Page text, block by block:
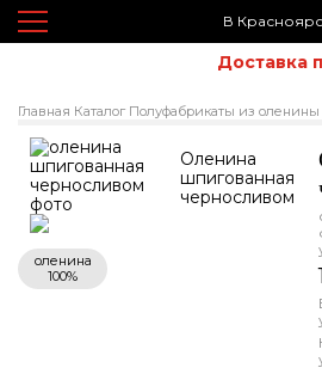
В
Доставка
Главная Каталог Полуфабрикаты из оленины
оленина
100%
Оленина
шпигованная
черносливом